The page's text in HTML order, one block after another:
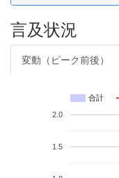
言及状況
変動（ピーク前後）
合計
1.5
2.0